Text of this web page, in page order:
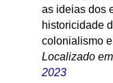
as ideias dos
historicidade
colonialismo
Localizado em
2023